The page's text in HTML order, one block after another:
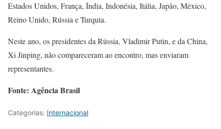
Estados Unidos, França, Índia, Indonésia, Itália, Japão, México,
Reino Unido, Rússia e Turquia.
Neste ano, os presidentes da Rússia, Vladimir Putin, e da China,
Xi Jinping, não compareceram ao encontro, mas enviaram
representantes.
Fonte: Agência Brasil
Categorias: Internacional